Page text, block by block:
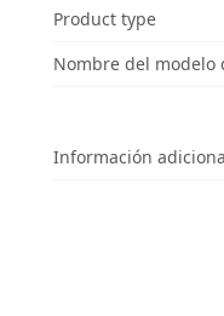
Product type
Nombre del modelo
Información